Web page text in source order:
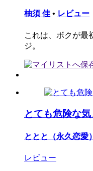
柚須 佳 • レビュー
これは、ボクが最
ジ。
とても危険な
ととと（永久恋愛）
レビュー